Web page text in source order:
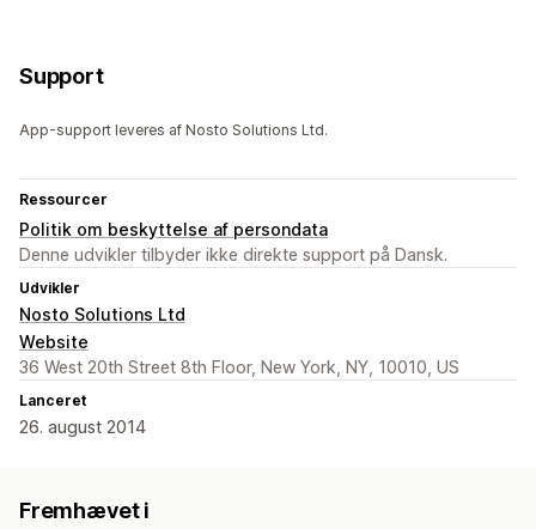
Support
App-support leveres af Nosto Solutions Ltd.
Ressourcer
Politik om beskyttelse af persondata
Denne udvikler tilbyder ikke direkte support på Dansk.
Udvikler
Nosto Solutions Ltd
Website
36 West 20th Street 8th Floor, New York, NY, 10010, US
Lanceret
26. august 2014
Fremhævet i